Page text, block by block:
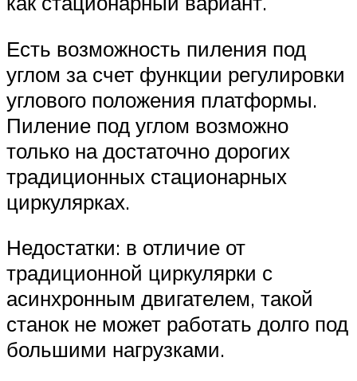
Есть возможность пиления под
углом за счет функции регулировки
углового положения платформы.
Пиление под углом возможно
только на достаточно дорогих
традиционных стационарных
циркулярках.
Недостатки: в отличие от
традиционной циркулярки с
асинхронным двигателем, такой
станок не может работать долго под
большими нагрузками.